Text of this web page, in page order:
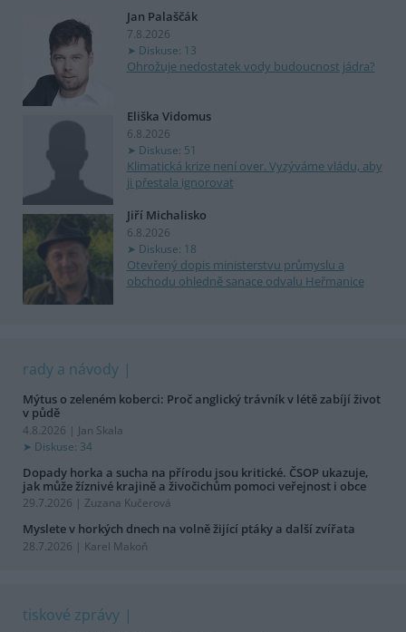
Jan Palaščák
7.8.2026
Diskuse: 13
Ohrožuje nedostatek vody budoucnost jádra?
Eliška Vidomus
6.8.2026
Diskuse: 51
Klimatická krize není over. Vyzýváme vládu, aby
ji přestala ignorovat
Jiří Michalisko
6.8.2026
Diskuse: 18
Otevřený dopis ministerstvu průmyslu a
obchodu ohledně sanace odvalu Heřmanice
rady a návody
Mýtus o zeleném koberci: Proč anglický trávník v létě zabíjí život
v půdě
4.8.2026 | Jan Skala
Diskuse: 34
Dopady horka a sucha na přírodu jsou kritické. ČSOP ukazuje,
jak může žíznivé krajině a živočichům pomoci veřejnost i obce
29.7.2026 | Zuzana Kučerová
Myslete v horkých dnech na volně žijící ptáky a další zvířata
28.7.2026 | Karel Makoň
tiskové zprávy